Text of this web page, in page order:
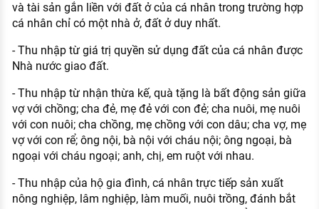
và tài sản gắn liền với đất ở của cá nhân trong trường hợp
cá nhân chỉ có một nhà ở, đất ở duy nhất.
- Thu nhập từ giá trị quyền sử dụng đất của cá nhân được
Nhà nước giao đất.
- Thu nhập từ nhận thừa kế, quà tặng là bất động sản giữa
vợ với chồng; cha đẻ, mẹ đẻ với con đẻ; cha nuôi, mẹ nuôi
với con nuôi; cha chồng, mẹ chồng với con dâu; cha vợ, mẹ
vợ với con rể; ông nội, bà nội với cháu nội; ông ngoại, bà
ngoại với cháu ngoại; anh, chị, em ruột với nhau.
- Thu nhập của hộ gia đình, cá nhân trực tiếp sản xuất
nông nghiệp, lâm nghiệp, làm muối, nuôi trồng, đánh bắt